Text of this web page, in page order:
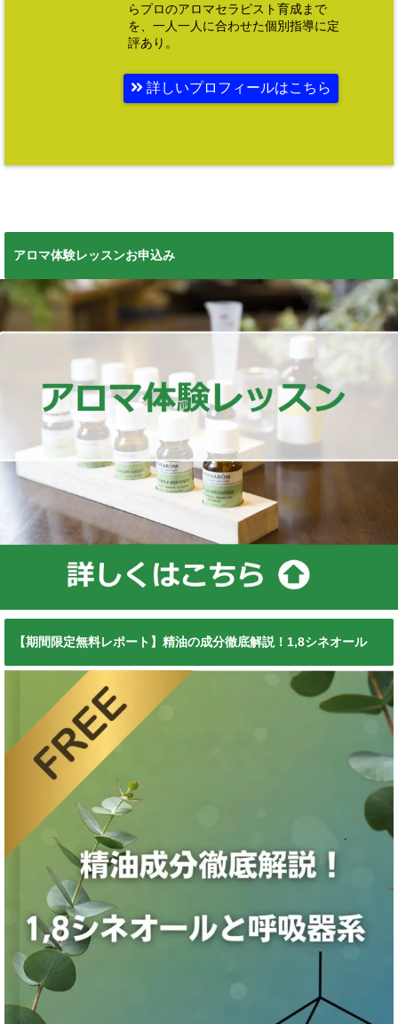
らプロのアロマセラピスト育成まで
を、一人一人に合わせた個別指導に定
評あり。
詳しいプロフィールはこちら
アロマ体験レッスンお申込み
【期間限定無料レポート】精油の成分徹底解説！1,8シネオール